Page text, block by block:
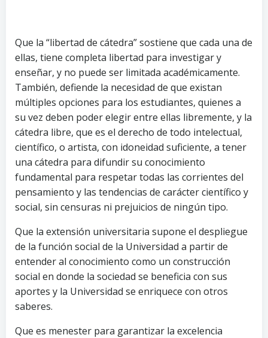
Que la “libertad de cátedra” sostiene que cada una de
ellas, tiene completa libertad para investigar y
enseñar, y no puede ser limitada académicamente.
También, defiende la necesidad de que existan
múltiples opciones para los estudiantes, quienes a
su vez deben poder elegir entre ellas libremente, y la
cátedra libre, que es el derecho de todo intelectual,
científico, o artista, con idoneidad suficiente, a tener
una cátedra para difundir su conocimiento
fundamental para respetar todas las corrientes del
pensamiento y las tendencias de carácter científico y
social, sin censuras ni prejuicios de ningún tipo.
Que la extensión universitaria supone el despliegue
de la función social de la Universidad a partir de
entender al conocimiento como un construcción
social en donde la sociedad se beneficia con sus
aportes y la Universidad se enriquece con otros
saberes.
Que es menester para garantizar la excelencia